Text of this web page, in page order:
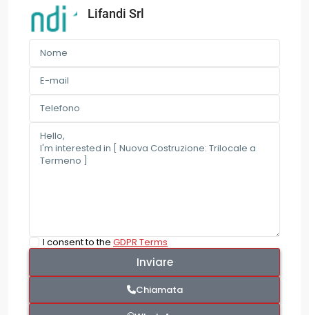
Lifandi Srl
I consent to the GDPR Terms
Chiamata